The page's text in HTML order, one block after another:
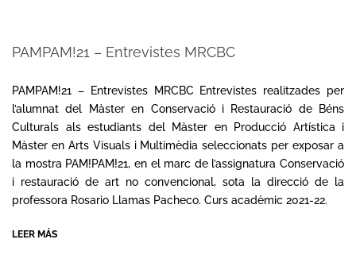
PAMPAM!21 – Entrevistes MRCBC
07-
08
PAMPAM!21 – Entrevistes MRCBC Entrevistes realitzades per
l’alumnat del Màster en Conservació i Restauració de Béns
Culturals als estudiants del Màster en Producció Artística i
Màster en Arts Visuals i Multimèdia seleccionats per exposar a
la mostra PAM!PAM!21, en el marc de l’assignatura Conservació
i restauració de art no convencional, sota la direcció de la
professora Rosario Llamas Pacheco. Curs acadèmic 2021-22.
LEER MÁS